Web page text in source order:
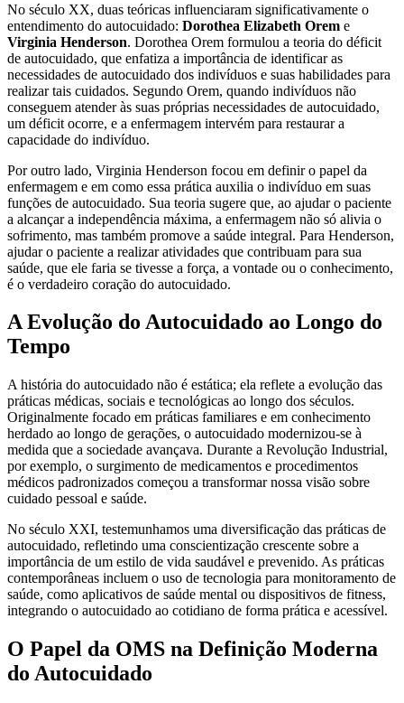
No século XX, duas teóricas influenciaram significativamente o
entendimento do autocuidado: Dorothea Elizabeth Orem e
Virginia Henderson. Dorothea Orem formulou a teoria do déficit
de autocuidado, que enfatiza a importância de identificar as
necessidades de autocuidado dos indivíduos e suas habilidades para
realizar tais cuidados. Segundo Orem, quando indivíduos não
conseguem atender às suas próprias necessidades de autocuidado,
um déficit ocorre, e a enfermagem intervém para restaurar a
capacidade do indivíduo.
Por outro lado, Virginia Henderson focou em definir o papel da
enfermagem e em como essa prática auxilia o indivíduo em suas
funções de autocuidado. Sua teoria sugere que, ao ajudar o paciente
a alcançar a independência máxima, a enfermagem não só alivia o
sofrimento, mas também promove a saúde integral. Para Henderson,
ajudar o paciente a realizar atividades que contribuam para sua
saúde, que ele faria se tivesse a força, a vontade ou o conhecimento,
é o verdadeiro coração do autocuidado.
A Evolução do Autocuidado ao Longo do
Tempo
A história do autocuidado não é estática; ela reflete a evolução das
práticas médicas, sociais e tecnológicas ao longo dos séculos.
Originalmente focado em práticas familiares e em conhecimento
herdado ao longo de gerações, o autocuidado modernizou-se à
medida que a sociedade avançava. Durante a Revolução Industrial,
por exemplo, o surgimento de medicamentos e procedimentos
médicos padronizados começou a transformar nossa visão sobre
cuidado pessoal e saúde.
No século XXI, testemunhamos uma diversificação das práticas de
autocuidado, refletindo uma conscientização crescente sobre a
importância de um estilo de vida saudável e prevenido. As práticas
contemporâneas incluem o uso de tecnologia para monitoramento de
saúde, como aplicativos de saúde mental ou dispositivos de fitness,
integrando o autocuidado ao cotidiano de forma prática e acessível.
O Papel da OMS na Definição Moderna
do Autocuidado